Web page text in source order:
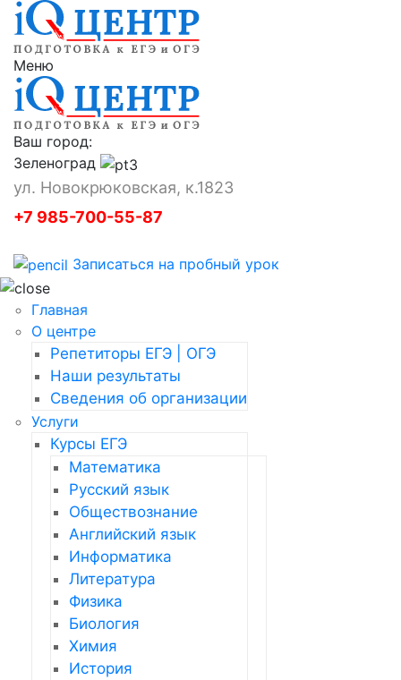
Меню
Ваш город:
Зеленоград
ул. Новокрюковская, к.1823
+7 985-700-55-87
Записаться на пробный урок
Главная
О центре
Репетиторы ЕГЭ | ОГЭ
Наши результаты
Сведения об организации
Услуги
Курсы ЕГЭ
Математика
Русский язык
Обществознание
Английский язык
Информатика
Литература
Физика
Биология
Химия
История